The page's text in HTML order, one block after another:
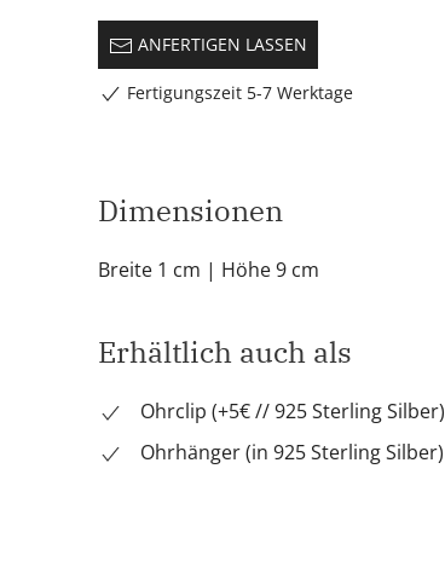
ANFERTIGEN LASSEN
Fertigungszeit 5-7 Werktage
Dimensionen
Breite 1 cm | Höhe 9 cm
Erhältlich auch als
Ohrclip (+5€ // 925 Sterling Silber)
Ohrhänger (in 925 Sterling Silber)